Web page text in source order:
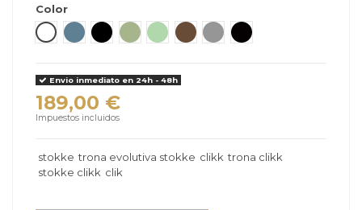
Color
Blanco Azul Fiordo
Negro Verde glaciar
Verde Trébol
Warm Brown
Gris NubeNegro Medianoche
Envio inmediato en 24h - 48h
189,00 €
Impuestos incluidos
stokke trona evolutiva stokke clikk trona clikk
stokke clikk clik